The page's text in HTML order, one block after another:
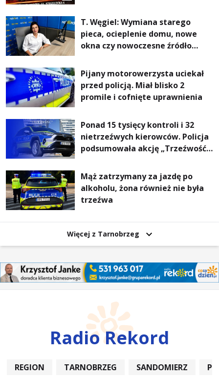
T. Węgiel: Wymiana starego
pieca, ocieplenie domu, nowe
okna czy nowoczesne źródło
rachunki za energię, lepszy
komfort życia i... czystsze
powietrze
Pijany motorowerzysta uciekał
przed policją. Miał blisko 2
promile i cofnięte uprawnienia
Ponad 15 tysięcy kontroli i 32
nietrzeźwych kierowców. Policja
podsumowała akcję „Trzeźwość”
Mąż zatrzymany za jazdę po
alkoholu, żona również nie była
trzeźwa
Więcej z Tarnobrzeg
Radio Rekord
REGION TARNOBRZEG SANDOMIERZ